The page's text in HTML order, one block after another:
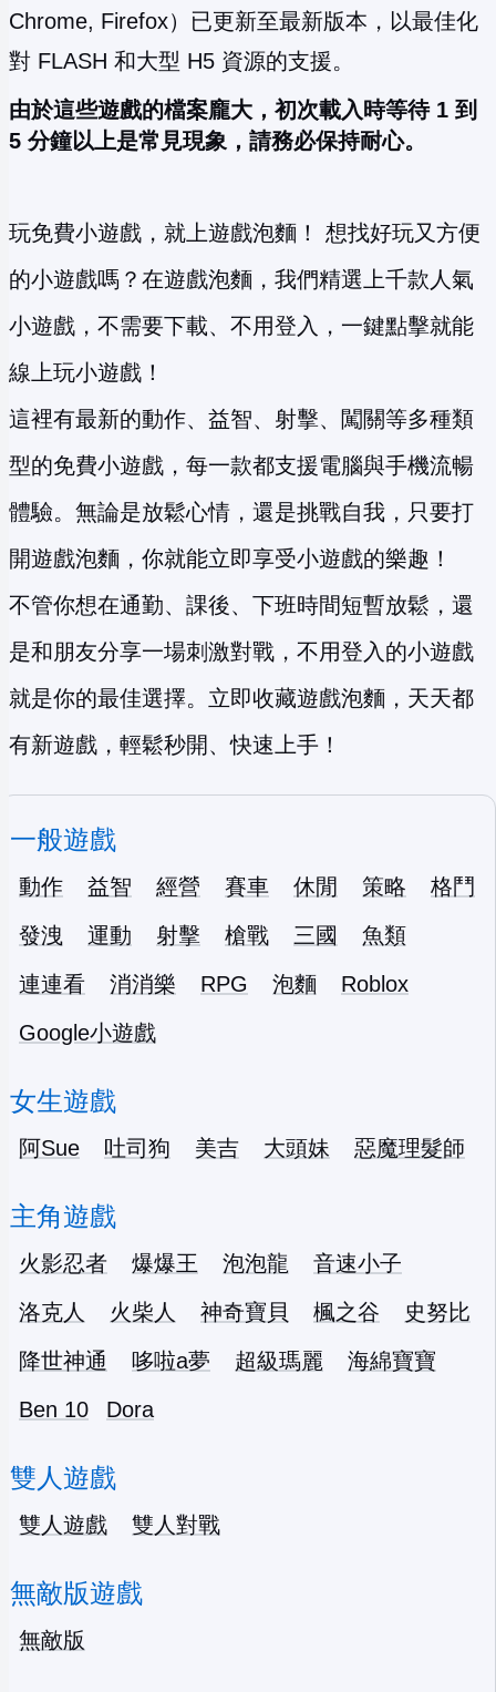
Chrome, Firefox）已更新至最新版本，以最佳化
對 FLASH 和大型 H5 資源的支援。
由於這些遊戲的檔案龐大，初次載入時等待 1 到
5 分鐘以上是常見現象，請務必保持耐心。
玩免費小遊戲，就上遊戲泡麵！ 想找好玩又方便
的小遊戲嗎？在遊戲泡麵，我們精選上千款人氣
小遊戲，不需要下載、不用登入，一鍵點擊就能
線上玩小遊戲！
這裡有最新的動作、益智、射擊、闖關等多種類
型的免費小遊戲，每一款都支援電腦與手機流暢
體驗。無論是放鬆心情，還是挑戰自我，只要打
開遊戲泡麵，你就能立即享受小遊戲的樂趣！
不管你想在通勤、課後、下班時間短暫放鬆，還
是和朋友分享一場刺激對戰，不用登入的小遊戲
就是你的最佳選擇。立即收藏遊戲泡麵，天天都
有新遊戲，輕鬆秒開、快速上手！
一般遊戲
動作 益智 經營 賽車 休閒 策略
格鬥
發洩
運動 射擊 槍戰 三國
魚類
連連看
消消樂 RPG 泡麵
Roblox
Google小遊戲
女生遊戲
阿Sue 吐司狗 美吉 大頭妹 惡魔理髮師
主角遊戲
火影忍者 爆爆王 泡泡龍
音速小子
洛克人
火柴人 神奇寶貝 楓之谷
史努比
降世神通
哆啦a夢 超級瑪麗
海綿寶寶
Ben 10
Dora
雙人遊戲
雙人遊戲 雙人對戰
無敵版遊戲
無敵版